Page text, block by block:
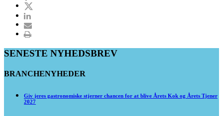
SENESTE NYHEDSBREV
BRANCHENYHEDER
Giv jeres gastronomiske stjerner chancen for at blive Årets Kok og Årets Tjener
2027